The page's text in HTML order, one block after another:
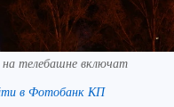
телебашне включат
в Фотобанк КП